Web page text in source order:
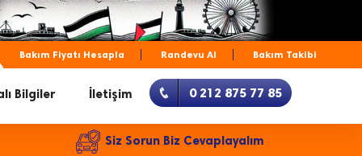
Bakım Fiyatı Hesapla Randevu Al Bakım Takibi
Bilgiler İletişim 0 212 875 77 85
Siz Sorun Biz Cevaplayalım